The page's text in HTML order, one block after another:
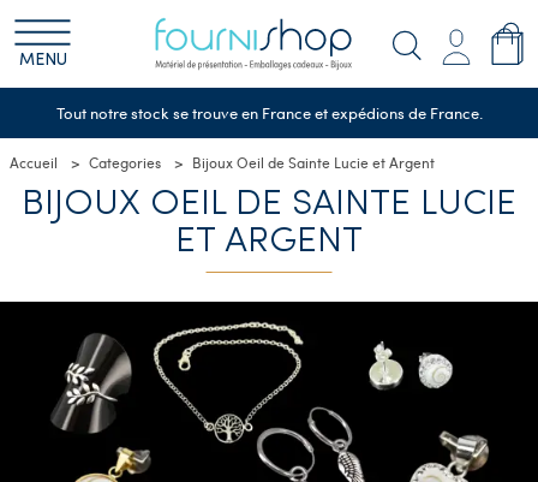
MENU
Tout notre stock se trouve en France et expédions de France.
Accueil Categories Bijoux Oeil de Sainte Lucie et Argent
BIJOUX OEIL DE SAINTE LUCIE
ET ARGENT